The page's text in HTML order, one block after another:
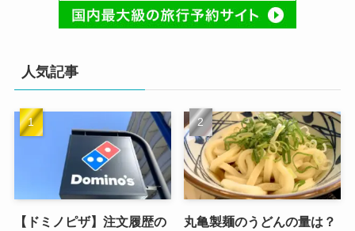
人気記事
【ドミノピザ】注文履歴の
丸亀製麺のうどんの量は？